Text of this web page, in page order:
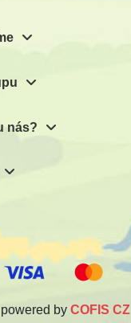
nás?
powered by COFIS CZ